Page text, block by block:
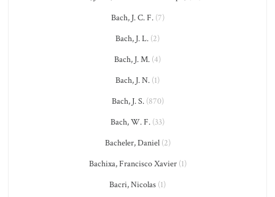
Bach, J. C. F.(7)
Bach, J. L. (2)
Bach, J. M. (4)
Bach, J. N. (1)
Bach, J. S.(870)
Bach, W. F. (33)
Bacheler, Daniel(2)
Bachixa, Francisco Xavier(1)
Bacri, Nicolas (1)